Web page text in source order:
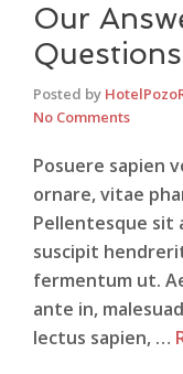
Our
Questions
Posted by
No Comments
Posuere sapien
ornare, vitae
Pellentesque sit
suscipit
fermentum ut.
ante in,
lectus sapien, …